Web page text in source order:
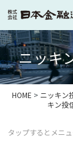
ニッキ
HOME > ニッキン
キン投